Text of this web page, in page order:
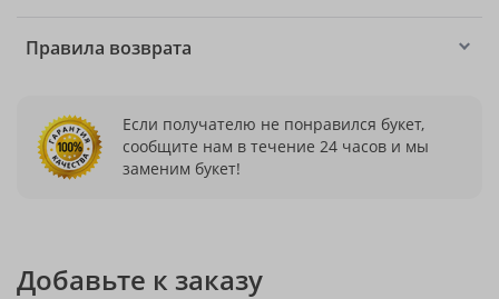
Правила возврата
Если получателю не понравился букет,
сообщите нам в течение 24 часов и мы
заменим букет!
Добавьте к заказу